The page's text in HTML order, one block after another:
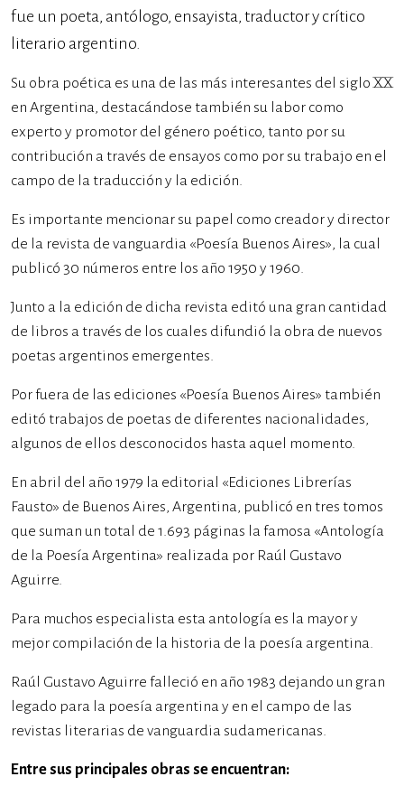
fue un poeta, antólogo, ensayista, traductor y crítico
literario argentino.
Su obra poética es una de las más interesantes del siglo XX
en Argentina, destacándose también su labor como
experto y promotor del género poético, tanto por su
contribución a través de ensayos como por su trabajo en el
campo de la traducción y la edición.
Es importante mencionar su papel como creador y director
de la revista de vanguardia «Poesía Buenos Aires», la cual
publicó 30 números entre los año 1950 y 1960.
Junto a la edición de dicha revista editó una gran cantidad
de libros a través de los cuales difundió la obra de nuevos
poetas argentinos emergentes.
Por fuera de las ediciones «Poesía Buenos Aires» también
editó trabajos de poetas de diferentes nacionalidades,
algunos de ellos desconocidos hasta aquel momento.
En abril del año 1979 la editorial «Ediciones Librerías
Fausto» de Buenos Aires, Argentina, publicó en tres tomos
que suman un total de 1.693 páginas la famosa «Antología
de la Poesía Argentina» realizada por Raúl Gustavo
Aguirre.
Para muchos especialista esta antología es la mayor y
mejor compilación de la historia de la poesía argentina.
Raúl Gustavo Aguirre falleció en año 1983 dejando un gran
legado para la poesía argentina y en el campo de las
revistas literarias de vanguardia sudamericanas.
Entre sus principales obras se encuentran: